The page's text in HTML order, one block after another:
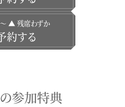
▲ 残席わずか
約する
の参加特典